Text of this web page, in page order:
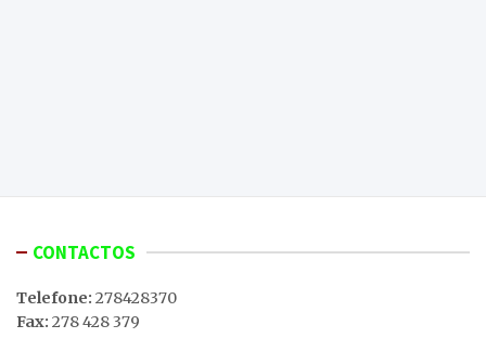
CONTACTOS
Telefone: 278428370
Fax: 278 428 379